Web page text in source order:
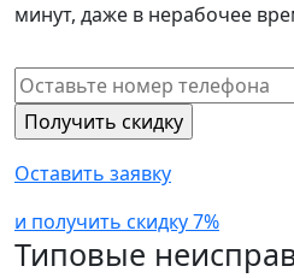
минут, даже в нерабочее
Оставить заявку
и получить скидку 7%
Типовые